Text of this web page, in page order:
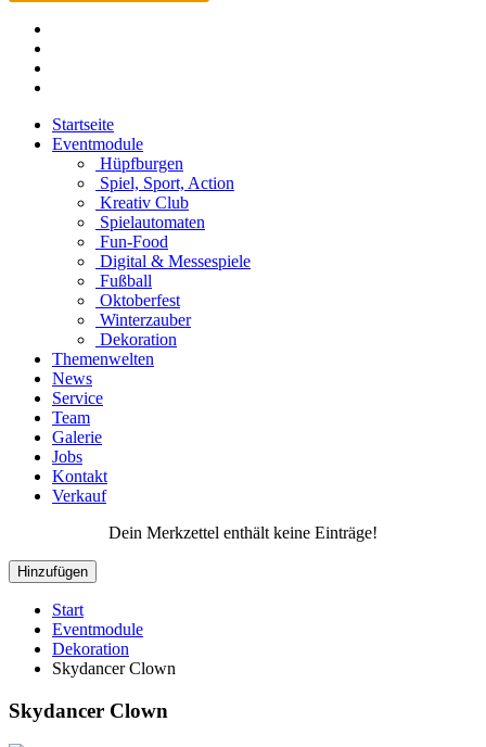
Startseite
Eventmodule
Hüpfburgen
Spiel, Sport, Action
Kreativ Club
Spielautomaten
Fun-Food
Digital & Messespiele
Fußball
Oktoberfest
Winterzauber
Dekoration
Themenwelten
News
Service
Team
Galerie
Jobs
Kontakt
Verkauf
Dein Merkzettel enthält keine Einträge!
Hinzufügen
Start
Eventmodule
Dekoration
Skydancer Clown
Skydancer Clown